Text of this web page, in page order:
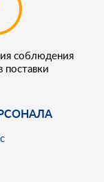
соблюдения
поставки